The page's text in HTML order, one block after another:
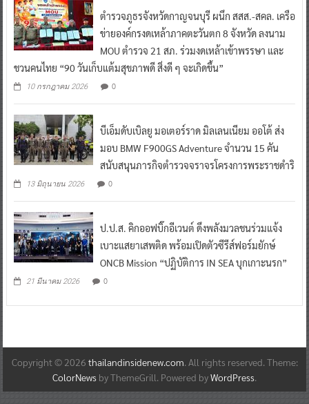
ตำรวจภูธรจังหวัดกาญจนบุรี ผนึก สสส.-สคล. เครือ
ข่ายองค์กรงดเหล้าภาคตะวันตก 8 จังหวัด ลงนาม
MOU ตำรวจ 21 สภ. ร่วมงดเหล้าเข้าพรรษา และ
ชวนคนไทย “90 วันเก็บแต้มสุขภาพดี สิ่งดี ๆ จะเกิดขึ้น”
10 กรกฎาคม 2026 0
บีเอ็มดับเบิลยู มอเตอร์ราด มิลเลนเนียม ออโต้ ส่ง
มอบ BMW F900GS Adventure จำนวน 15 คัน
สนับสนุนภารกิจตำรวจจราจรโครงการพระราชดำริ
13 มิถุนายน 2026 0
ป.ป.ส. คิกออฟบิ๊กอีเวนต์ ดึงพลังมวลชนร่วมแจ้ง
เบาะแสยาเสพติด พร้อมเปิดตัวซีรีส์ฟอร์มยักษ์
ONCB Mission “ปฏิบัติการ IN SEA บุกเกาะนรก”
21 มีนาคม 2026 0
Copyright © 2026 thailandinsidenew.com. All rights reserved. Theme:
ColorNews by ThemeGrill. Powered byWordPress.